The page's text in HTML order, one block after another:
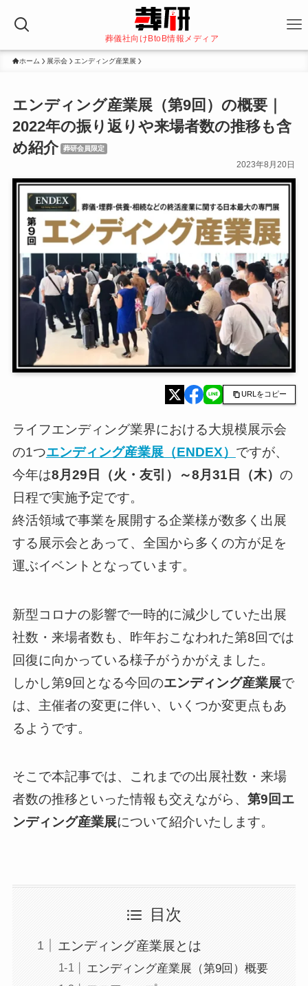
葬儀社向けBtoB情報メディア
ホーム 展示会 エンディング産業展
エンディング産業展（第9回）の概要｜
2022年の振り返りや来場者数の推移も含
め紹介
葬研会員限定
2023年8月20日
URLをコピー
ライフエンディング業界における大規模展示会
の1つエンディング産業展（ENDEX） ですが、
今年は8月29日（火・友引）～8月31日（木） の
日程で実施予定です。
終活領域で事業を展開する企業様が数多く出展
する展示会とあって、全国から多くの方が足を
運ぶイベントとなっています。
新型コロナの影響で一時的に減少していた出展
社数・来場者数も、昨年おこなわれた第8回では
回復に向かっている様子がうかがえました。
しかし第9回となる今回のエンディング産業展で
は、主催者の変更に伴い、いくつか変更点もあ
るようです。
そこで本記事では、これまでの出展社数・来場
者数の推移といった情報も交えながら、 第9回エ
ンディング産業展について紹介いたします。
目次
エンディング産業展とは
エンディング産業展（第9回）概要